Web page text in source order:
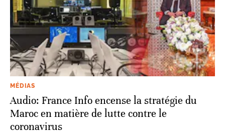
MÉDIAS
Audio: France Info encense la stratégie du
Maroc en matière de lutte contre le
coronavirus